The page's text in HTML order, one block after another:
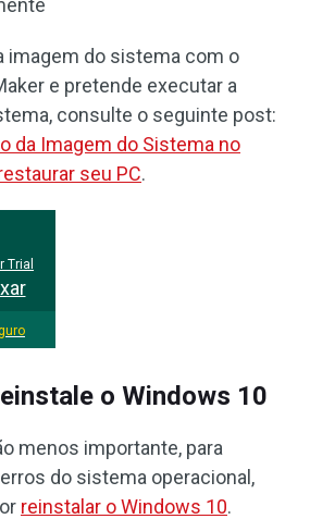
imagem do sistema com o
e pretende executar a
consulte o seguinte post:
da Imagem do Sistema no
seu PC.
Trial
o Windows 10
menos importante, para
do sistema operacional,
reinstalar o Windows 10.